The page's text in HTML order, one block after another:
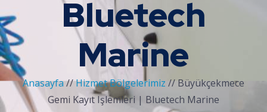
Bluetech
Marine
Anasayfa//Hizmet Bölgelerimiz // Büyükçekmece
Gemi Kayıt Işlemleri | Bluetech Marine